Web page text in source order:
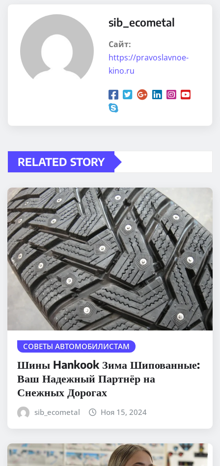
sib_ecometal
Сайт:
https://pravoslavnoe-
kino.ru
RELATED STORY
СОВЕТЫ АВТОМОБИЛИСТАМ
Шины Hankook Зима Шипованные:
Ваш Надежный Партнёр на
Снежных Дорогах
sib_ecometal Ноя 15, 2024